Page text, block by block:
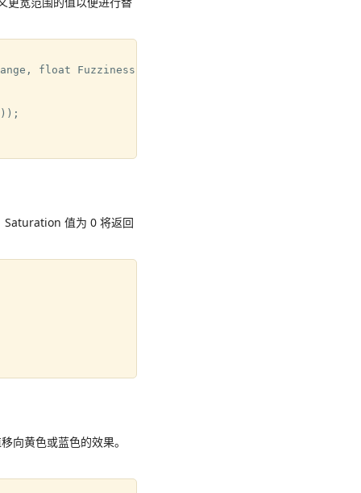
float Fuzziness, out float3 Out)
Saturation 值为 0 将返回
黄色或蓝色的效果。